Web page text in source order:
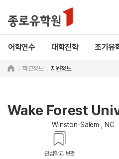
어학연수 대학진학 조기유
학교정보 지원정보
Wake Forest
Winston-Salem , NC
관심학교 보관